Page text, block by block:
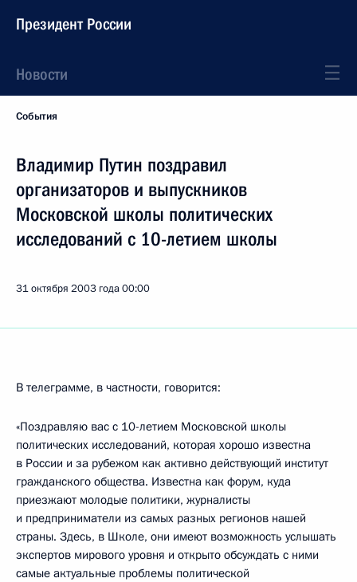
Президент России
Новости
События
Владимир Путин поздравил
организаторов и выпускников
Московской школы политических
исследований с 10-летием школы
31 октября 2003 года00:00
В телеграмме, в частности, говорится:
«Поздравляю вас с 10-летием Московской школы
политических исследований, которая хорошо известна
в России и за рубежом как активно действующий институт
гражданского общества. Известна как форум, куда
приезжают молодые политики, журналисты
и предприниматели из самых разных регионов нашей
страны. Здесь, в Школе, они имеют возможность услышать
экспертов мирового уровня и открыто обсуждать с ними
самые актуальные проблемы политической